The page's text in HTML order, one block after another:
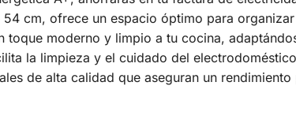
54 cm, ofrece un espacio óptimo para
toque moderno y limpio a tu cocina,
la limpieza y el cuidado del
de alta calidad que aseguran un